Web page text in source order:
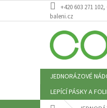
obsah
+420 603 271
baleni.cz
JEDNORÁZOVÉ
LEPÍCÍ PÁSKY A